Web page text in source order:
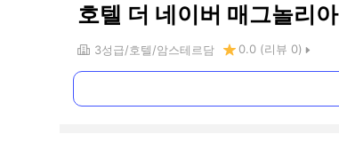
호텔 더 네이버 매그놀리아
3성급 호텔 암스테르담 0.0 (리뷰 0)